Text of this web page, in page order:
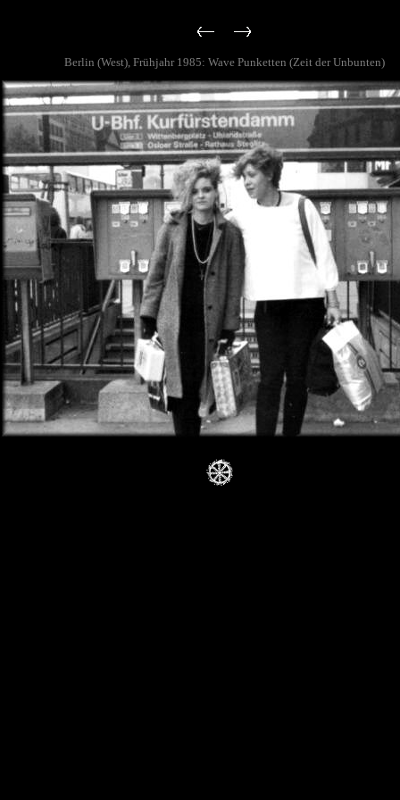
Berlin (West), Frühjahr 1985: Wave Punketten (Zeit der Unbunten)